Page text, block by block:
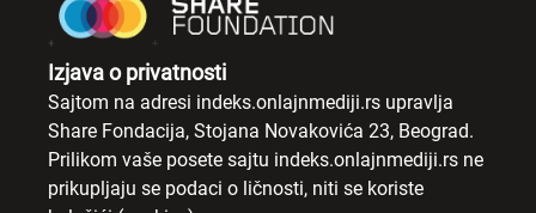
Izjava o privatnosti
Sajtom na adresi indeks.onlajnmediji.rs upravlja
Share Fondacija, Stojana Novakovića 23, Beograd.
Prilikom vaše posete sajtu indeks.onlajnmediji.rs ne
prikupljaju se podaci o ličnosti, niti se koriste